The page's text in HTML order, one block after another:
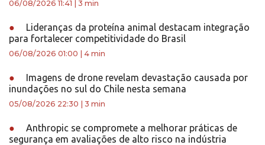
06/08/2026 11:41 3 min
●
Lideranças da proteína animal destacam integração
para fortalecer competitividade do Brasil
06/08/2026 01:00 4 min
●
Imagens de drone revelam devastação causada por
inundações no sul do Chile nesta semana
05/08/2026 22:30 3 min
●
Anthropic se compromete a melhorar práticas de
segurança em avaliações de alto risco na indústria